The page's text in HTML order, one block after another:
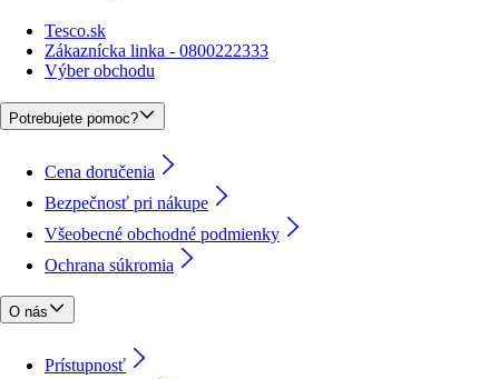
Tesco.sk
Zákaznícka linka - 0800222333
Výber obchodu
Potrebujete pomoc?
Cena doručenia
Bezpečnosť pri nákupe
Všeobecné obchodné podmienky
Ochrana súkromia
O nás
Prístupnosť